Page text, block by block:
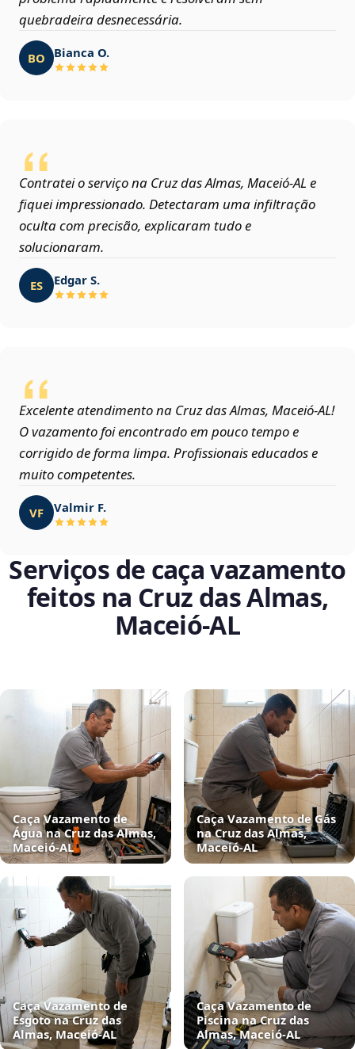
quebradeira desnecessária.
BO Bianca O.
Contratei o serviço na Cruz das Almas, Maceió‑AL e
fiquei impressionado. Detectaram uma infiltração
oculta com precisão, explicaram tudo e
solucionaram.
ES Edgar S.
Excelente atendimento na Cruz das Almas, Maceió‑AL!
O vazamento foi encontrado em pouco tempo e
corrigido de forma limpa. Profissionais educados e
muito competentes.
VF Valmir F.
Serviços de caça vazamento
feitos na Cruz das Almas,
Maceió‑AL
Caça Vazamento de
Água na Cruz das Almas,
Maceió‑AL
Caça Vazamento de Gás
na Cruz das Almas,
Maceió‑AL
Caça Vazamento de
Esgoto na Cruz das
Almas, Maceió‑AL
Caça Vazamento de
Piscina na Cruz das
Almas, Maceió‑AL